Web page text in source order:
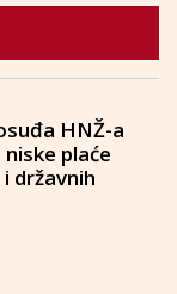
HNŽ-a
plaće
državnih